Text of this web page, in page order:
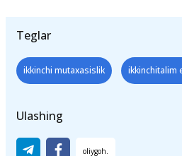
Teglar
ikkinchi mutaxasislik ikkinchitalim
Ulashing